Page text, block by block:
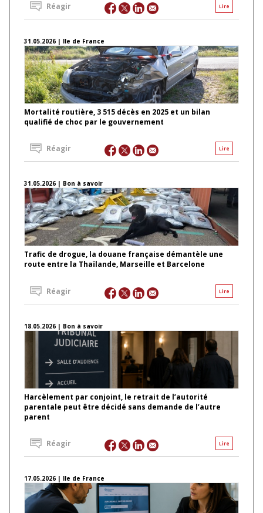
Lire
Réagir
31.05.2026 | Ile de France
Mortalité routière, 3 515 décès en 2025 et un bilan
qualifié de choc par le gouvernement
Lire
Réagir
31.05.2026 | Bon à savoir
Trafic de drogue, la douane française démantèle une
route entre la Thaïlande, Marseille et Barcelone
Lire
Réagir
18.05.2026 | Bon à savoir
Harcèlement par conjoint, le retrait de l’autorité
parentale peut être décidé sans demande de l’autre
parent
Lire
Réagir
17.05.2026 | Ile de France